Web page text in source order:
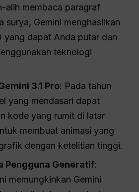
alih membaca paragraf
surya, Gemini menghasilkan
yang dapat Anda putar dan
teknologi
3.1 Pro: Pada tahun
yang mendasari dapat
kode yang rumit di latar
membuat animasi yang
dengan ketelitian tinggi.
Pengguna Generatif:
memungkinkan Gemini